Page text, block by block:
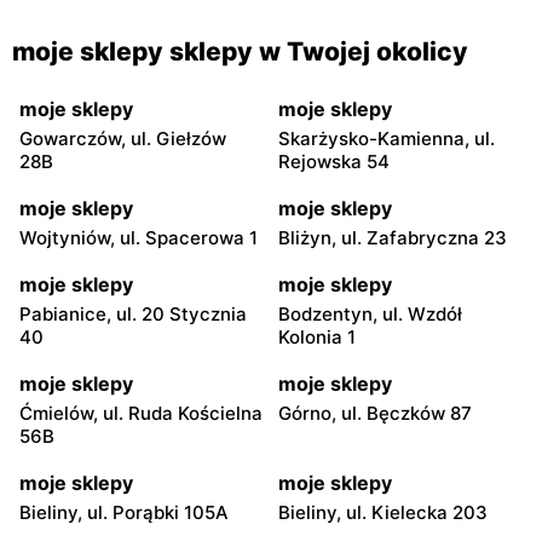
moje sklepy sklepy w Twojej okolicy
moje sklepy
Gowarczów, ul. Giełzów
28B
moje sklepy
Skarżysko-Kamienna, ul.
Rejowska 54
moje sklepy
Wojtyniów, ul. Spacerowa 1
moje sklepy
Bliżyn, ul. Zafabryczna 23
moje sklepy
Pabianice, ul. 20 Stycznia
40
moje sklepy
Bodzentyn, ul. Wzdół
Kolonia 1
moje sklepy
Ćmielów, ul. Ruda Kościelna
56B
moje sklepy
Górno, ul. Bęczków 87
moje sklepy
Bieliny, ul. Porąbki 105A
moje sklepy
Bieliny, ul. Kielecka 203